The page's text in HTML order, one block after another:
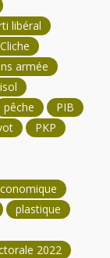
libéral
armée
pêche
PIB
PKP
plastique
2022